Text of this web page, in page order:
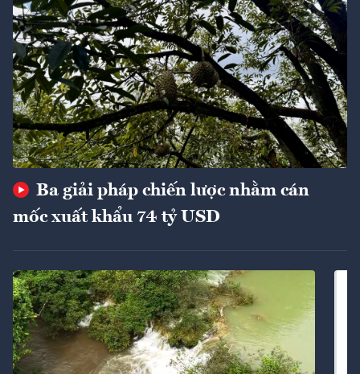
Ba giải pháp chiến lược nhằm cán
mốc xuất khẩu 74 tỷ USD